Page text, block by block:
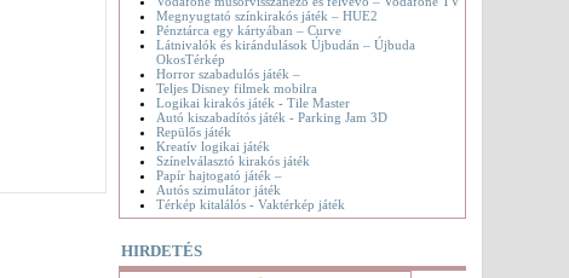
Megnyugtató színkirakós játék – HUE2
Pénztárca egy kártyában – Curve
Látnivalók és kirándulások Újbudán – Újbuda
OkosTérkép
Horror szabadulós játék –
Teljes Disney filmek mobilra
Logikai kirakós játék - Tile Master
Autó kiszabadítós játék - Parking Jam 3D
Repülős játék
Kreatív logikai játék
Színelválasztó kirakós játék
Papír hajtogató játék –
Autós szimulátor játék
Térkép kitalálós - Vaktérkép játék
HIRDETÉS